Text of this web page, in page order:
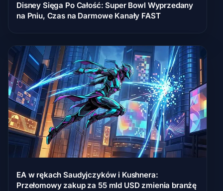
Disney Sięga Po Całość: Super Bowl Wyprzedany
na Pniu, Czas na Darmowe Kanały FAST
EA w rękach Saudyjczyków i Kushnera:
Przełomowy zakup za 55 mld USD zmienia branżę